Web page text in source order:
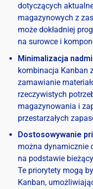
dotyczących
magazynowych z
może dokładniej
na surowce i
Minimalizacja
kombinacja Kanban
zamawianie
rzeczywistych
magazynowania i
przestarzałych
Dostosowywanie
można dynamicznie
na podstawie
Te priorytety mogą
Kanban,